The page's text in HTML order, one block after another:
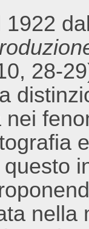
1922
28-
nella